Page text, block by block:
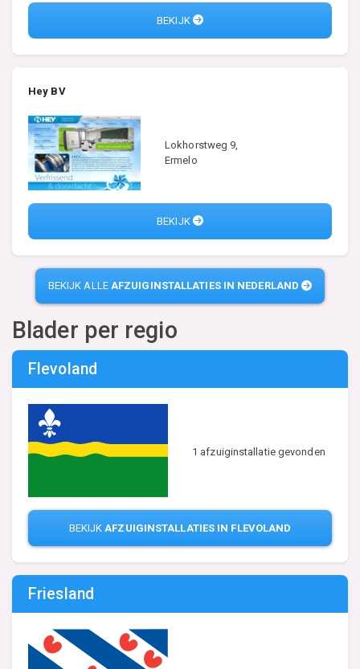
BEKIJK
Hey BV
Lokhorstweg 9,
Ermelo
BEKIJK
BEKIJK ALLE AFZUIGINSTALLATIES IN NEDERLAND
Blader per regio
Flevoland
1 afzuiginstallatie gevonden
BEKIJK AFZUIGINSTALLATIES IN FLEVOLAND
Friesland